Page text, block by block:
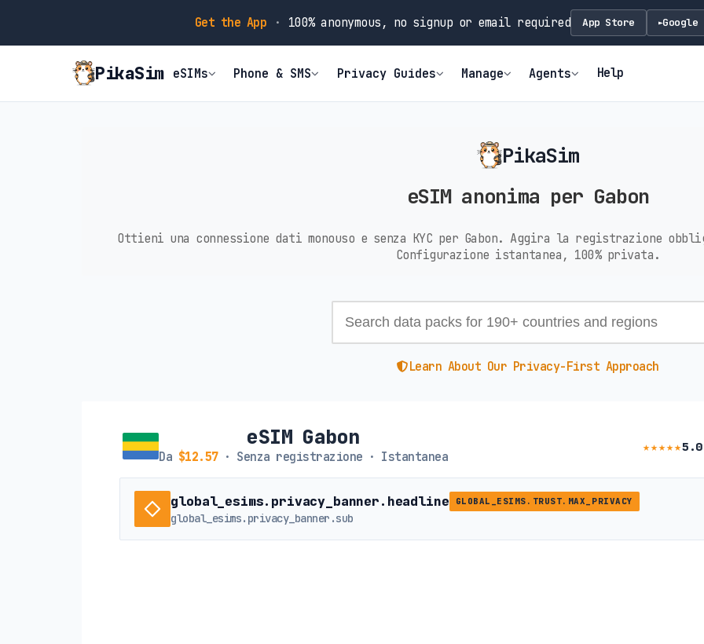
Get the App · 100% anonymous, no signup or email required App Store ►Google
PikaSim eSIMs Phone & SMS Privacy Guides Manage Agents Help
PikaSim
eSIM anonima per Gabon
Ottieni una connessione dati monouso e senza KYC per Gabon. Aggira la registrazione
Configurazione istantanea, 100% privata.
Learn About Our Privacy-First Approach
eSIM Gabon
Da $12.57· Senza registrazione · Istantanea
★★★★★5.0
global_esims.privacy_banner.headline GLOBAL_ESIMS.TRUST.MAX_PRIVACY
global_esims.privacy_banner.sub